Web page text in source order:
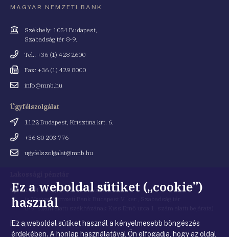
MAGYAR NEMZETI BANK
Cím
Székhely: 1054 Budapest,
Szabadság tér 8-9.
Telefonszám
Tel.: +36 (1) 428 2600
Fax
Fax: +36 (1) 429 8000
Emailinfo@mnb.hu
Ügyfélszolgálat
Cím
1122 Budapest, Krisztina krt. 6.
Telefonszám
+36 80 203 776
Emailugyfelszolgalat@mnb.hu
Cím 1054 Budapest, Kiss Ernő utca 1.
(a Magyar Nemzeti Bank Budapest V. ker., Szabadság tér
8-9. szám alatti székházának Kiss Ernő utca 1. szám alatti bejárata)
Email
cím
penztar@mnb.hu
Ez a weboldal sütiket („cookie”)
használ
Ez a weboldal sütiket használ a kényelmesebb böngészés
érdekében. A honlap használatával Ön elfogadja, hogy az oldal